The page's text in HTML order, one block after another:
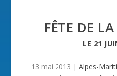
FÊTE DE
LE 21
13 mai 2013 | Alpes-